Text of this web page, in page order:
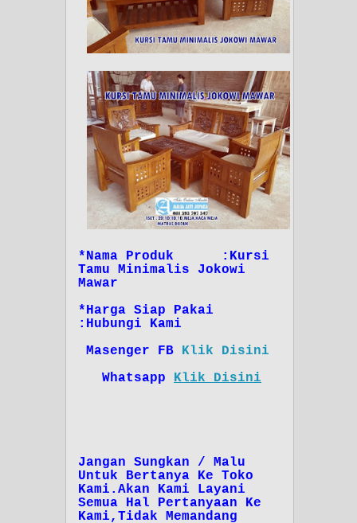
*Nama Produk : Kursi
Tamu Minimalis Jokowi
Mawar
*Harga Siap Pakai
:Hubungi Kami
Masenger FB
Klik Disini
Whatsapp
Klik Disini
Jangan Sungkan / Malu
Untuk Bertanya Ke Toko
Kami.Akan Kami Layani
Semua Hal Pertanyaan Ke
Kami,Tidak Memandang